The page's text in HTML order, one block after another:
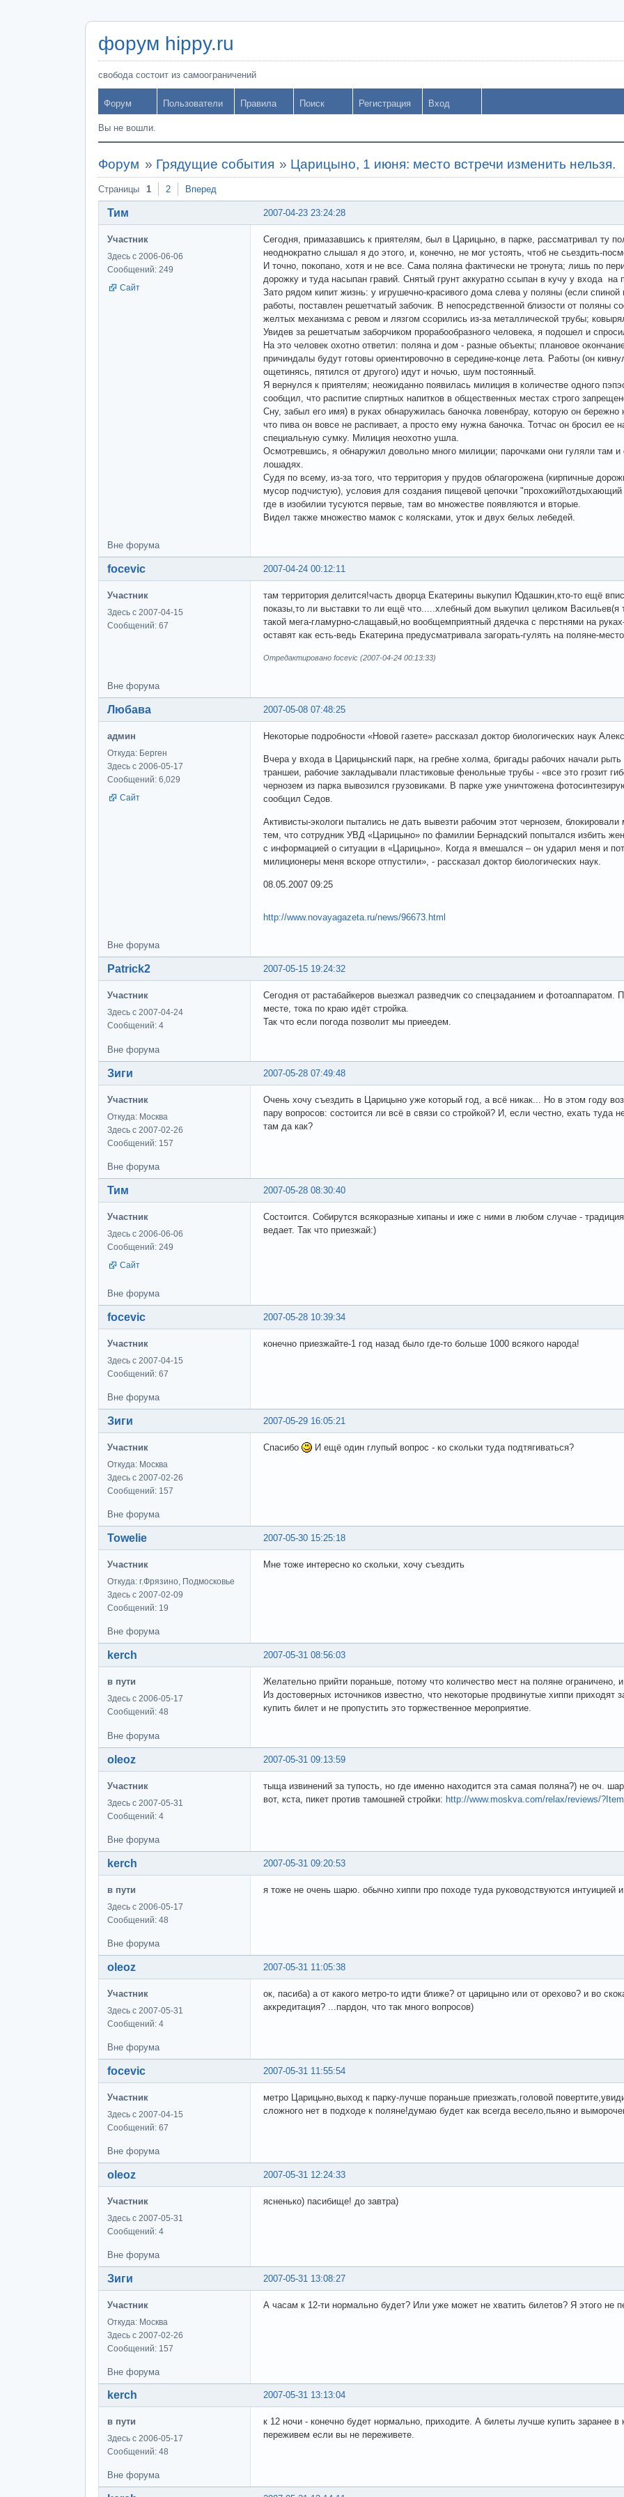
форум hippy.ru
свобода состоит из самоограничений
Форум Пользователи Правила Поиск Регистрация Вход
Вы не вошли.
Форум » Грядущие события » Царицыно, 1 июня: место встречи изменить нельзя.
Страницы 1 2 Вперед
2007-04-23 23:24:28
Тим
Участник
Здесь с 2006-06-06
Сообщений: 249
Сайт
Сегодня, примазавшись к приятелям, был в Царицыно, в парке, рассматривал ту
неоднократно слышал я до этого, и, конечно, не мог устоять, чтоб не сьездить-
И точно, покопано, хотя и не все. Сама поляна фактически не тронута; лишь по
дорожку и туда насыпан гравий. Снятый грунт аккуратно ссыпан в кучу у входа на
Зато рядом кипит жизнь: у игрушечно-красивого дома слева у поляны (если
работы, поставлен решетчатый забочик. В непосредственной близости от поляны
желтых механизма с ревом и лязгом ссорились из-за металлической трубы;
Увидев за решетчатым заборчиком прорабообразного человека, я подошел и
На это человек охотно ответил: поляна и дом - разные объекты; плановое
причиндалы будут готовы ориентировочно в середине-конце лета. Работы (он
ощетинясь, пятился от другого) идут и ночью, шум постоянный.
Я вернулся к приятелям; неожиданно появилась милиция в количестве одного
сообщил, что распитие спиртных напитков в общественных местах строго
Сну, забыл его имя) в руках обнаружилась баночка ловенбрау, которую он
что пива он вовсе не распивает, а просто ему нужна баночка. Тотчас он бросил ее
специальную сумку. Милиция неохотно ушла.
Осмотревшись, я обнаружил довольно много милиции; парочками они гуляли там
лошадях.
Судя по всему, из-за того, что территория у прудов облагорожена (кирпичные
мусор подчистую), условия для создания пищевой цепочки
где в изобилии тусуются первые, там во множестве появляются и вторые.
Видел также множество мамок с колясками, уток и двух белых лебедей.
Вне форума
2007-04-24 00:12:11
focevic
Участник
Здесь с 2007-04-15
Сообщений: 67
там территория делится!часть дворца Екатерины выкупил Юдашкин,кто-то ещё
показы,то ли выставки то ли ещё что.....хлебный дом выкупил целиком Васильев(я
такой мега-гламурно-слащавый,но вообщемприятный дядечка с перстнями на
оставят как есть-ведь Екатерина предусматривала загорать-гулять на поляне-
Отредактировано focevic (2007-04-24 00:13:33)
Вне форума
2007-05-08 07:48:25
Любава
админ
Откуда: Берген
Здесь с 2006-05-17
Сообщений: 6,029
Сайт
Некоторые подробности «Новой газете» рассказал доктор биологических наук
Вчера у входа в Царицынский парк, на гребне холма, бригады рабочих начали
траншеи, рабочие закладывали пластиковые фенольные трубы - «все это грозит
чернозем из парка вывозился грузовиками. В парке уже уничтожена
сообщил Седов.
Активисты-экологи пытались не дать вывезти рабочим этот чернозем,
тем, что сотрудник УВД «Царицыно» по фамилии Бернадский попытался избить
с информацией о ситуации в «Царицыно». Когда я вмешался – он ударил меня и
милиционеры меня вскоре отпустили», - рассказал доктор биологических наук.
08.05.2007 09:25
http://www.novayagazeta.ru/news/96673.html
Вне форума
2007-05-15 19:24:32
Patrick2
Участник
Здесь с 2007-04-24
Сообщений: 4
Сегодня от растабайкеров выезжал разведчик со спецзаданием и фотоаппаратом.
месте, тока по краю идёт стройка.
Так что если погода позволит мы приеедем.
Вне форума
2007-05-28 07:49:48
Зиги
Участник
Откуда: Москва
Здесь с 2007-02-26
Сообщений: 157
Очень хочу съездить в Царицыно уже который год, а всё никак... Но в этом году
пару вопросов: состоится ли всё в связи со стройкой? И, если честно, ехать туда
там да как?
Вне форума
2007-05-28 08:30:40
Тим
Участник
Здесь с 2006-06-06
Сообщений: 249
Сайт
Состоится. Собирутся всякоразные хипаны и иже с ними в любом случае -
ведает. Так что приезжай:)
Вне форума
2007-05-28 10:39:34
focevic
Участник
Здесь с 2007-04-15
Сообщений: 67
конечно приезжайте-1 год назад было где-то больше 1000 всякого народа!
Вне форума
2007-05-29 16:05:21
Зиги
Участник
Откуда: Москва
Здесь с 2007-02-26
Сообщений: 157
Спасибо И ещё один глупый вопрос - ко скольки туда подтягиваться?
Вне форума
2007-05-30 15:25:18
Towelie
Участник
Откуда: г.Фрязино, Подмосковье
Здесь с 2007-02-09
Сообщений: 19
Мне тоже интересно ко скольки, хочу съездить
Вне форума
2007-05-31 08:56:03
kerch
в пути
Здесь с 2006-05-17
Сообщений: 48
Желательно прийти пораньше, потому что количество мест на поляне ограничено,
Из достоверных источников известно, что некоторые продвинутые хиппи
купить билет и не пропустить это торжественное мероприятие.
Вне форума
2007-05-31 09:13:59
oleoz
Участник
Здесь с 2007-05-31
Сообщений: 4
тыща извинений за тупость, но где именно находится эта самая поляна?) не оч.
вот, кста, пикет против тамошней стройки: http://www.moskva.com/relax/reviews/
Вне форума
2007-05-31 09:20:53
kerch
в пути
Здесь с 2006-05-17
Сообщений: 48
я тоже не очень шарю. обычно хиппи про походе туда руководствуются интуицией
Вне форума
2007-05-31 11:05:38
oleoz
Участник
Здесь с 2007-05-31
Сообщений: 4
ок, пасиба) а от какого метро-то идти ближе? от царицыно или от орехово? и во
аккредитация? ...пардон, что так много вопросов)
Вне форума
2007-05-31 11:55:54
focevic
Участник
Здесь с 2007-04-15
Сообщений: 67
метро Царицыно,выход к парку-лучше пораньше приезжать,головой
сложного нет в подходе к поляне!думаю будет как всегда весело,пьяно и
Вне форума
2007-05-31 12:24:33
oleoz
Участник
Здесь с 2007-05-31
Сообщений: 4
ясненько) пасибище! до завтра)
Вне форума
2007-05-31 13:08:27
Зиги
Участник
Откуда: Москва
Здесь с 2007-02-26
Сообщений: 157
А часам к 12-ти нормально будет? Или уже может не хватить билетов? Я этого не
Вне форума
2007-05-31 13:13:04
kerch
в пути
Здесь с 2006-05-17
Сообщений: 48
к 12 ночи - конечно будет нормально, приходите. А билеты лучше купить заранее
переживем если вы не переживете.
Вне форума